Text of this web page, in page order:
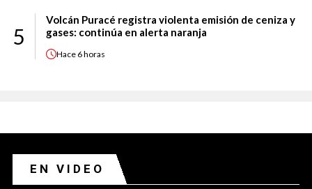
5
Volcán Puracé registra violenta emisión de ceniza y
gases: continúa en alerta naranja
Hace 6 horas
EN VIDEO